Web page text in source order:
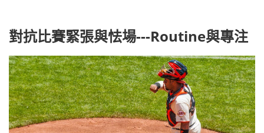
對抗比賽緊張與怯場---Routine與專注